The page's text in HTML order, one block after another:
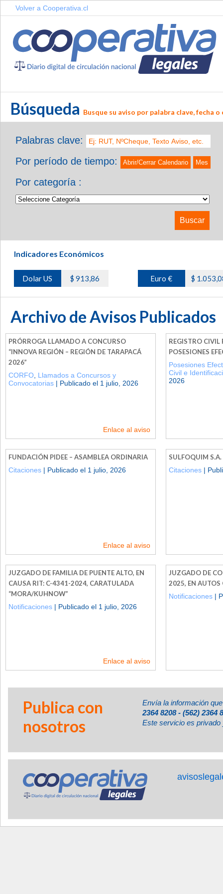
Volver a Cooperativa.cl
Búsqueda Busque su aviso por palabra clave, fecha
Palabras clave:
Por período de tiempo:
Abrir/Cerrar Calendario Mes
Por categoría :
Indicadores Económicos
Dolar US $ 913,86 Euro € $
Archivo de Avisos Publicados
PRÓRROGA LLAMADO A CONCURSO
“INNOVA REGIÓN – REGIÓN DE TARAPACÁ
2026”
CORFO Llamados a Concursos y
Convocatorias | Publicado el 1 julio, 2026
Enlace al aviso
REGISTRO CIVIL
POSESIONES
Posesiones
Civil e
2026
FUNDACIÓN PIDEE – ASAMBLEA ORDINARIA
Citaciones | Publicado el 1 julio, 2026
Enlace al aviso
SULFOQUIM S.A.
Citaciones |
JUZGADO DE FAMILIA DE PUENTE ALTO, EN
CAUSA RIT: C-4341-2024, CARATULADA
“MORA/KUHNOW”
Notificaciones | Publicado el 1 julio, 2026
Enlace al aviso
JUZGADO DE
2025, EN AUTOS
Notificaciones |
Publica con
nosotros
Envía la información
2364 8208 - (562) 2364
Este servicio es privado